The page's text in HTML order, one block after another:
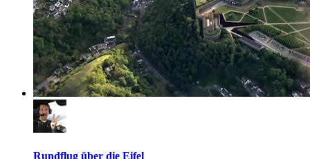
Rundflug über die Eifel